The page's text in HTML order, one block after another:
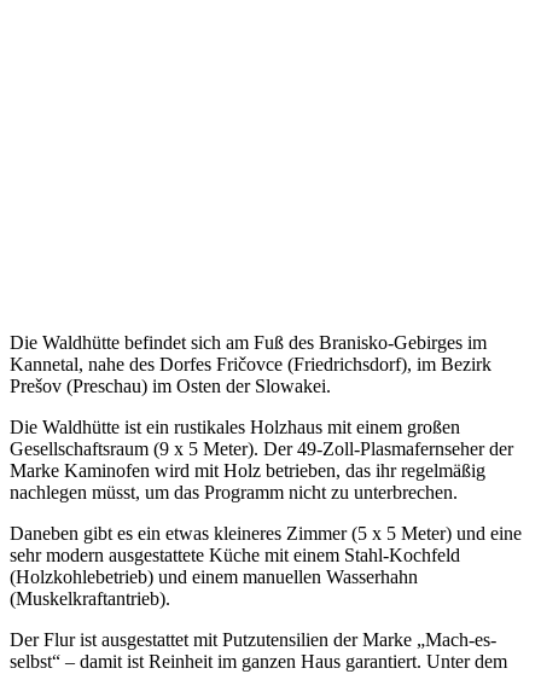
Die Waldhütte befindet sich am Fuß des Branisko-Gebirges im
Kannetal, nahe des Dorfes Fričovce (Friedrichsdorf), im Bezirk
Prešov (Preschau) im Osten der Slowakei.
Die Waldhütte ist ein rustikales Holzhaus mit einem großen
Gesellschaftsraum (9 x 5 Meter). Der 49-Zoll-Plasmafernseher der
Marke Kaminofen wird mit Holz betrieben, das ihr regelmäßig
nachlegen müsst, um das Programm nicht zu unterbrechen.
Daneben gibt es ein etwas kleineres Zimmer (5 x 5 Meter) und eine
sehr modern ausgestattete Küche mit einem Stahl-Kochfeld
(Holzkohlebetrieb) und einem manuellen Wasserhahn
(Muskelkraftantrieb).
Der Flur ist ausgestattet mit Putzutensilien der Marke „Mach-es-
selbst“ – damit ist Reinheit im ganzen Haus garantiert. Unter dem